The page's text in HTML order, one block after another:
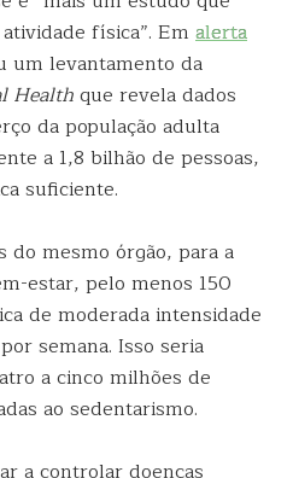
física”. Em alerta
um levantamento da
Healthque revela dados
da população adulta
a 1,8 bilhão de pessoas,
suficiente.
do mesmo órgão, para a
estar, pelo menos 150
de moderada intensidade
semana. Isso seria
a cinco milhões de
ao sedentarismo.